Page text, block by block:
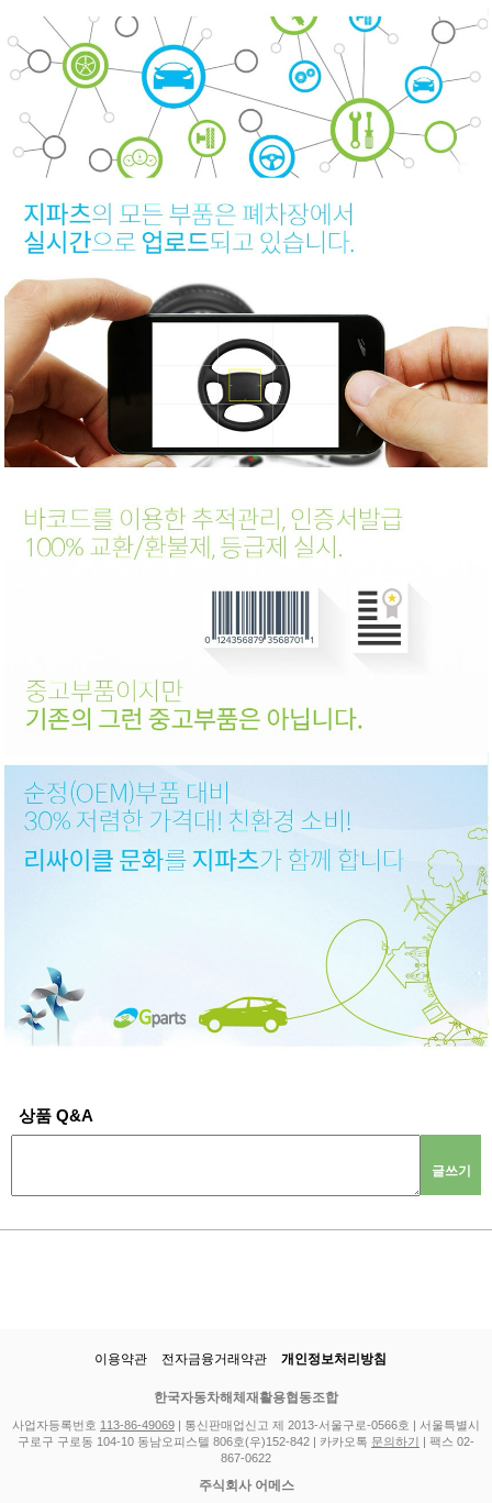
상품 Q&A
글쓰기
이용약관 전자금융거래약관 개인정보처리방침
한국자동차해체재활용협동조합
사업자등록번호 113-86-49069 | 통신판매업신고 제 2013-서울구로-0566호 | 서울특별시
구로구 구로동 104-10 동남오피스텔 806호(우)152-842 | 카카오톡 문의하기 | 팩스 02-
867-0622
주식회사 어메스